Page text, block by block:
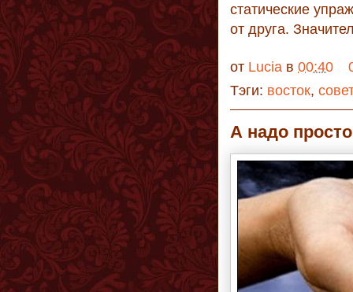
статические
от друга.
от Lucia в 00:40
Тэги: восток,
А надо